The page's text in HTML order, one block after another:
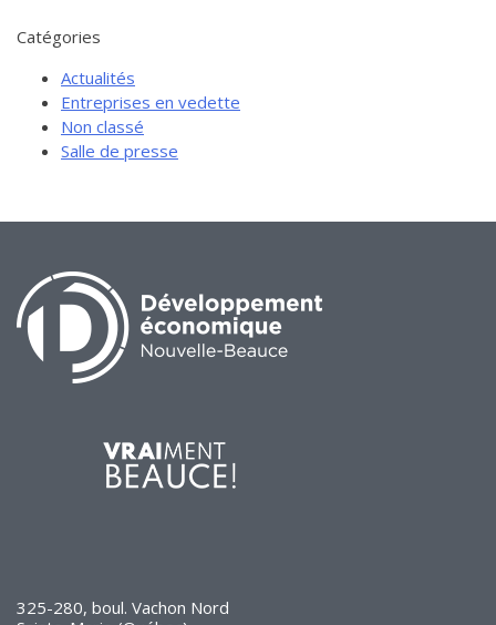
Catégories
Actualités
Entreprises en vedette
Non classé
Salle de presse
325-280, boul. Vachon Nord